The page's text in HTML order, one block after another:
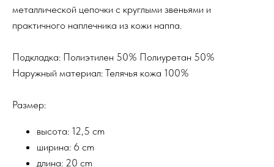
металлической цепочки с круглыми звеньями и
практичного наплечника из кожи наппа.
Подкладка: Полиэтилен 50% Полиуретан 50%
Наружный материал: Телячья кожа 100%
Размер:
высота: 12,5 cm
ширина: 6 cm
длина: 20 cm